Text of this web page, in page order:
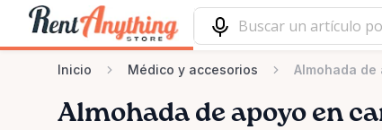
Inicio Médico y accesorios Almohada
Almohada de apoyo en